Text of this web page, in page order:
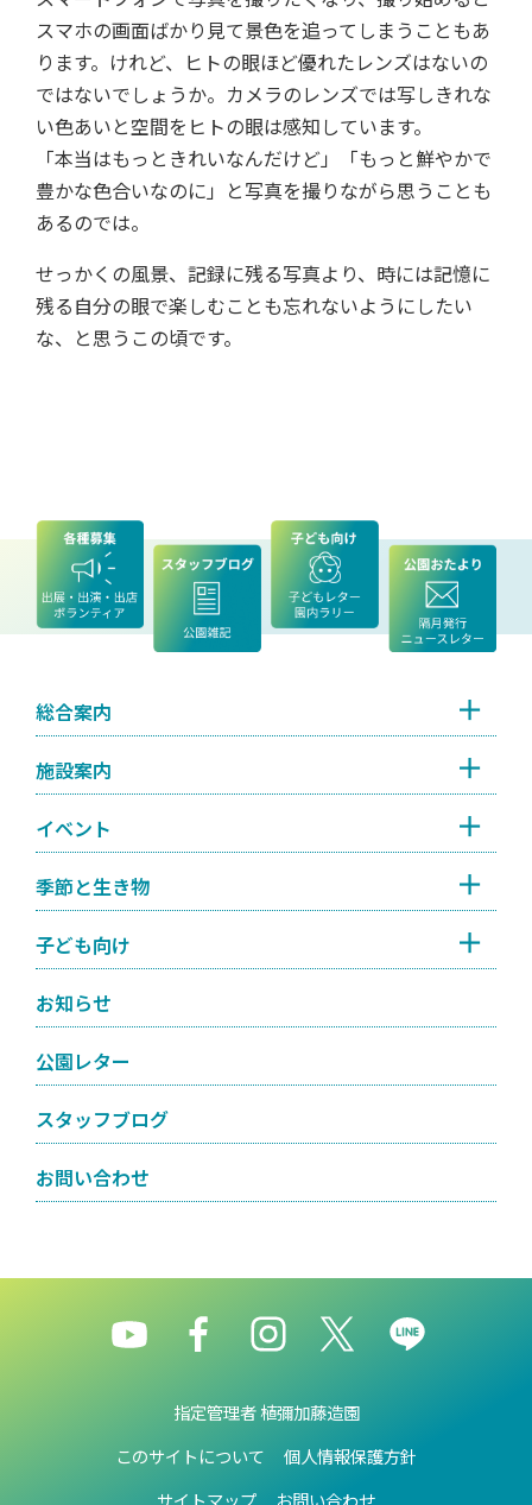
スマホの画面ばかり見て景色を追ってしまうこともあ
ります。けれど、ヒトの眼ほど優れたレンズはないの
ではないでしょうか。カメラのレンズでは写しきれな
い色あいと空間をヒトの眼は感知しています。
「本当はもっときれいなんだけど」「もっと鮮やかで
豊かな色合いなのに」と写真を撮りながら思うことも
あるのでは。
せっかくの風景、記録に残る写真より、時には記憶に
残る自分の眼で楽しむことも忘れないようにしたい
な、と思うこの頃です。
総合案内
施設案内
イベント
季節と生き物
子ども向け
お知らせ
公園レター
スタッフブログ
お問い合わせ
指定管理者 植彌加藤造園
このサイトについて
個人情報保護方針